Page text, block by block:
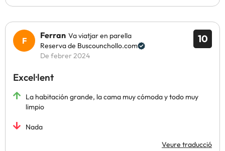
10
Ferran Va viatjar en parella
Reserva de Buscounchollo.com
De febrer 2024
Excel·lent
La habitación grande, la cama muy cómoda y todo muy
limpio
Nada
Veure traducció